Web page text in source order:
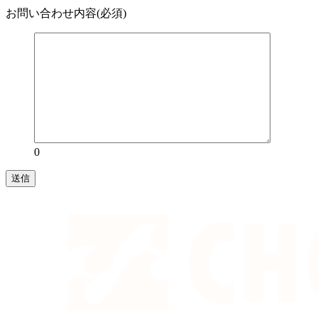
お問い合わせ内容(必須)
0